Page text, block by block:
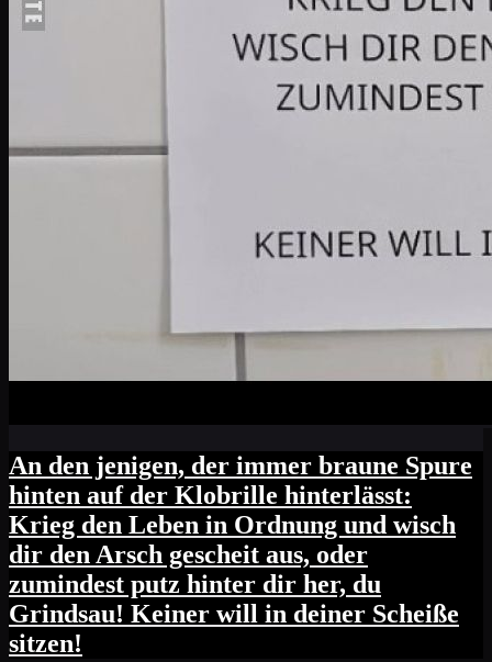
An den jenigen, der immer braune Spure
hinten auf der Klobrille hinterlässt:
Krieg den Leben in Ordnung und wisch
dir den Arsch gescheit aus, oder
zumindest putz hinter dir her, du
Grindsau! Keiner will in deiner Scheiße
sitzen!